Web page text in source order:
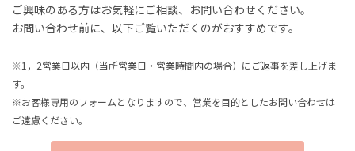
ご興味のある方はお気軽にご相談、お問い合わせください。
お問い合わせ前に、以下ご覧いただくのがおすすめです。
※1，2営業日以内（当所営業日・営業時間内の場合）にご返事を差し上げま
す。
※お客様専用のフォームとなりますので、営業を目的としたお問い合わせは
ご遠慮ください。